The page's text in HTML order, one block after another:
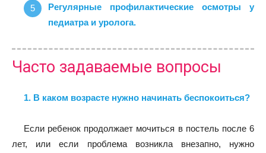
Регулярные профилактические осмотры у
педиатра и уролога.
Часто задаваемые вопросы
1. В каком возрасте нужно начинать беспокоиться?
Если ребенок продолжает мочиться в постель после 6
лет, или если проблема возникла внезапно, нужно